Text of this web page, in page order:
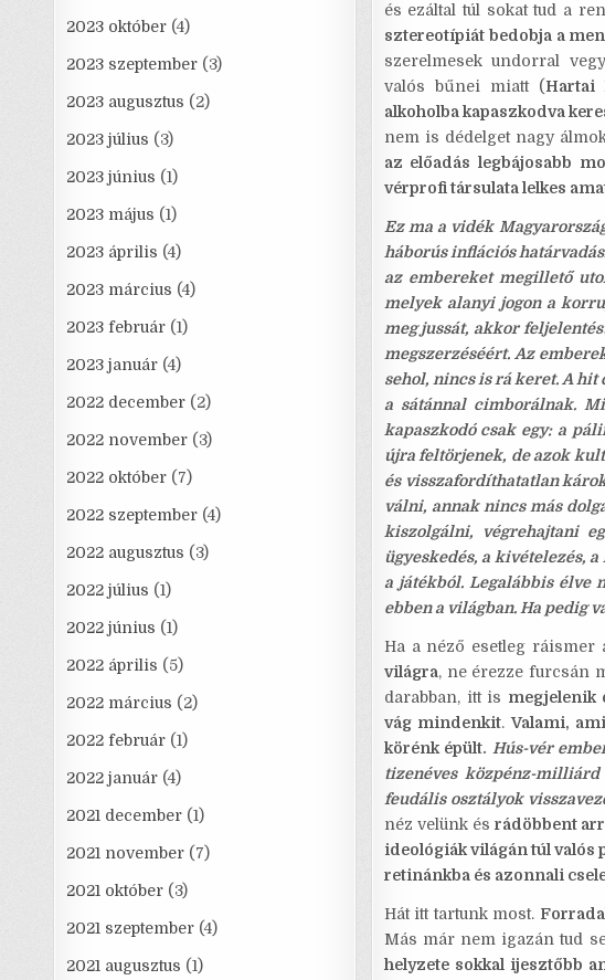
és ezáltal túl sokat tud a
sztereotípiát bedobja a
szerelmesek undorral
valós bűnei miatt (Hartai
alkoholba kapaszkodva
nem is dédelget nagy
az előadás legbájosabb
vérprofi társulata lelkes
Ez ma a vidék
háborús inflációs
az embereket megillető
melyek alanyi jogon a
meg jussát, akkor
megszerzéséért. Az
sehol, nincs is rá keret. A
a sátánnal cimborálnak.
kapaszkodó csak egy: a
újra feltörjenek, de azok
és visszafordíthatatlan
válni, annak nincs más
kiszolgálni, végrehajtani
ügyeskedés, a kivételezés,
a játékból. Legalábbis élve
ebben a világban. Ha pedig
Ha a néző esetleg ráismer
világra, ne érezze furcsán
darabban, itt is megjelenik
vág mindenkit.Valami,
körénk épült. Hús-vér
tizenéves közpénz-
feudális osztályok
néz velünk és rádöbbent
ideológiák világán túl valós
retinánkba és azonnali
Hát itt tartunk most.
Más már nem igazán tud
helyzete sokkal ijesztőbb
2023 október (4)
2023 szeptember (3)
2023 augusztus (2)
2023 július (3)
2023 június (1)
2023 május (1)
2023 április (4)
2023 március (4)
2023 február (1)
2023 január (4)
2022 december (2)
2022 november (3)
2022 október (7)
2022 szeptember (4)
2022 augusztus (3)
2022 július (1)
2022 június (1)
2022 április (5)
2022 március (2)
2022 február (1)
2022 január (4)
2021 december (1)
2021 november (7)
2021 október (3)
2021 szeptember (4)
2021 augusztus (1)